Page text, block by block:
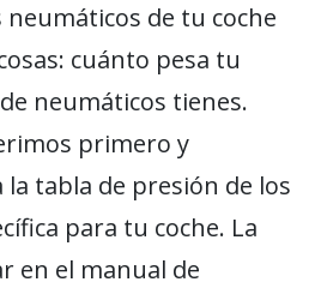
neumáticos de tu coche
cuánto pesa tu
neumáticos tienes.
primero y
tabla de presión de los
para tu coche. La
en el manual de